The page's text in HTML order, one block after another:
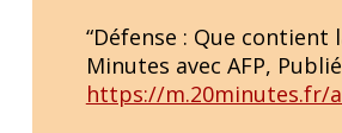
“Défense : Que
Minutes avec AFP,
https://m.20minutes.fr/